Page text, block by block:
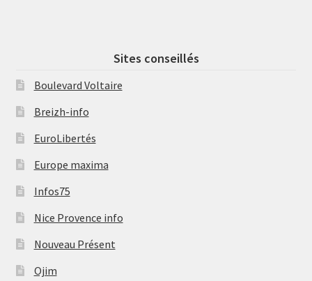
Sites conseillés
Boulevard Voltaire
Breizh-info
EuroLibertés
Europe maxima
Infos75
Nice Provence info
Nouveau Présent
Ojim